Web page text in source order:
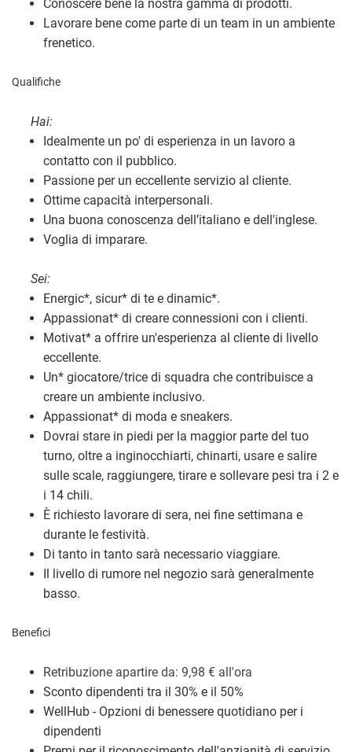
Conoscere bene la nostra gamma di prodotti.
Lavorare bene come parte di un team in un ambiente
frenetico.
Qualifiche
Hai:
Idealmente un po' di esperienza in un lavoro a
contatto con il pubblico.
Passione per un eccellente servizio al cliente.
Ottime capacità interpersonali.
Una buona conoscenza dell’italiano e dell'inglese.
Voglia di imparare.
Sei:
Energic*, sicur* di te e dinamic*.
Appassionat* di creare connessioni con i clienti.
Motivat* a offrire un'esperienza al cliente di livello
eccellente.
Un* giocatore/trice di squadra che contribuisce a
creare un ambiente inclusivo.
Appassionat* di moda e sneakers.
Dovrai stare in piedi per la maggior parte del tuo
turno, oltre a inginocchiarti, chinarti, usare e salire
sulle scale, raggiungere, tirare e sollevare pesi tra i 2 e
i 14 chili.
È richiesto lavorare di sera, nei fine settimana e
durante le festività.
Di tanto in tanto sarà necessario viaggiare.
Il livello di rumore nel negozio sarà generalmente
basso.
Benefici
Retribuzione apartire da: 9,98 € all'ora
Sconto dipendenti tra il 30% e il 50%
WellHub - Opzioni di benessere quotidiano per i
dipendenti